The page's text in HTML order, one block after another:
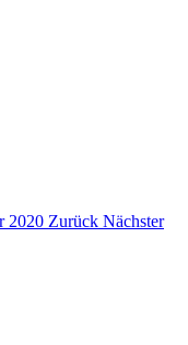
2020 Zurück Nächster